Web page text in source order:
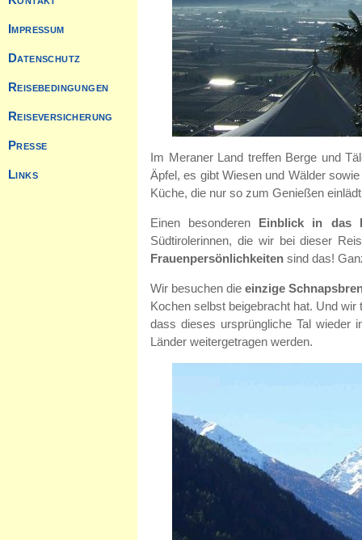
Im Meraner Land treffen Berge und
Äpfel, es gibt Wiesen und Wälder
Küche, die nur so zum Genießen
Einen besonderen Einblick in das
Südtirolerinnen, die wir bei dieser
Frauenpersönlichkeiten sind das!
Wir besuchen die einzige
Kochen selbst beigebracht hat. Und wir
dass dieses ursprüngliche Tal wieder
Länder weitergetragen werden.